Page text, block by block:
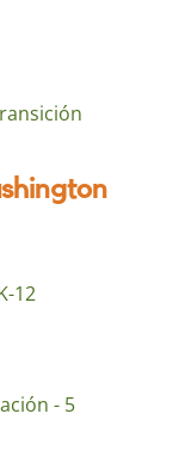
12
- 5